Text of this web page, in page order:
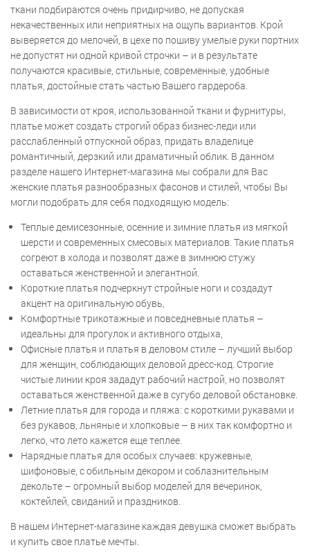
ткани подбираются очень придирчиво, не допуская
некачественных или неприятных на ощупь вариантов. Крой
выверяется до мелочей, в цехе по пошиву умелые руки портних
не допустят ни одной кривой строчки – и в результате
получаются красивые, стильные, современные, удобные
платья, достойные стать частью Вашего гардероба.
В зависимости от кроя, использованной ткани и фурнитуры,
платье может создать строгий образ бизнес-леди или
расслабленный отпускной образ, придать владелице
романтичный, дерзкий или драматичный облик. В данном
разделе нашего Интернет-магазина мы собрали для Вас
женские платья разнообразных фасонов и стилей, чтобы Вы
могли подобрать для себя подходящую модель:
Теплые демисезонные, осенние и зимние платья из мягкой
шерсти и современных смесовых материалов. Такие платья
согреют в холода и позволят даже в зимнюю стужу
оставаться женственной и элегантной.
Короткие платья подчеркнут стройные ноги и создадут
акцент на оригинальную обувь,
Комфортные трикотажные и повседневные платья –
идеальны для прогулок и активного отдыха,
Офисные платья и платья в деловом стиле – лучший выбор
для женщин, соблюдающих деловой дресс-код. Строгие
чистые линии кроя зададут рабочий настрой, но позволят
оставаться женственной даже в сугубо деловой обстановке.
Летние платья для города и пляжа: с короткими рукавами и
без рукавов, льняные и хлопковые – в них так комфортно и
легко, что лето кажется еще теплее.
Нарядные платья для особых случаев: кружевные,
шифоновые, с обильным декором и соблазнительным
декольте – огромный выбор моделей для вечеринок,
коктейлей, свиданий и праздников.
В нашем Интернет-магазине каждая девушка сможет выбрать
и купить свое платье мечты.